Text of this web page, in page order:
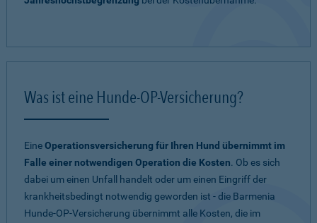
Was ist eine Hunde-OP-Versicherung?
EineOperationsversicherung für Ihren Hund übernimmt im
Falle einer notwendigen Operation die Kosten. Ob es sich
dabei um einen Unfall handelt oder um einen Eingriff der
krankheitsbedingt notwendig geworden ist - die Barmenia
Hunde-OP-Versicherung übernimmt alle Kosten, die im